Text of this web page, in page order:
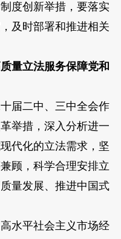
度创新举措，要落实
及时部署和推进相关
量立法服务保障党和
届二中、三中全会作
举措，深入分析进一
代化的立法需求，坚
顾，科学合理安排立
量发展、推进中国式
水平社会主义市场经